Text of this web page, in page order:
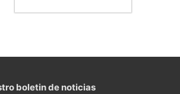
boletin de noticias